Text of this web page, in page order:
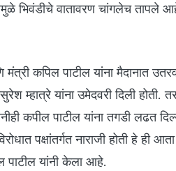
भिवंडीचे वातावरण चांगलेच तापले
कपिल पाटील यांना मैदानात
म्हात्रे यांना उमेदवरी दिली होती.
कपील पाटील यांना तगडी लढत
पक्षांतर्गत नाराजी होती हे ही
पाटील यांनी केला आहे.